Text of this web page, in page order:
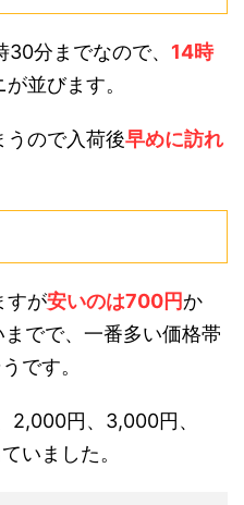
分までなので、 14時
並びます。
うので入荷後早めに訪れ
すが安いのは700円か
までで、一番多い価格帯
です。
2,000円、3,000円、
いました。